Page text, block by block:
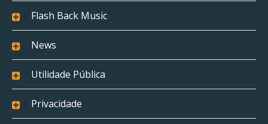
Flash Back Music
News
Utilidade Pública
Privacidade